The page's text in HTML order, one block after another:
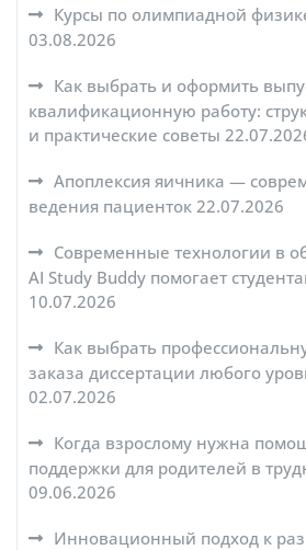
Курсы по олимпиадной
03.08.2026
Как выбрать и оформить
квалификационную работу:
и практические советы
Апоплексия яичника —
ведения пациенток 22.07.2026
Современные технологии в
AI Study Buddy помогает
10.07.2026
Как выбрать
заказа диссертации любого
02.07.2026
Когда взрослому нужна
поддержки для родителей в
09.06.2026
Инновационный подход к